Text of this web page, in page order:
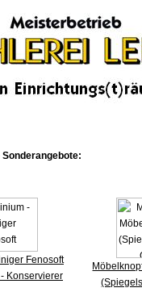
Fenosoft
Konservierer